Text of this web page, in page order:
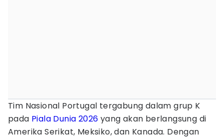
Tim Nasional Portugal tergabung dalam grup K
pada Piala Dunia 2026 yang akan berlangsung di
Amerika Serikat, Meksiko, dan Kanada. Dengan